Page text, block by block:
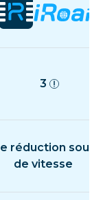
3
réduction
de vitesse